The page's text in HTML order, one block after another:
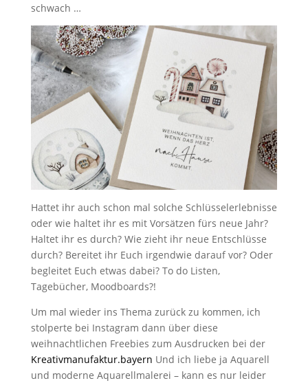
schwach …
Hattet ihr auch schon mal solche Schlüsselerlebnisse
oder wie haltet ihr es mit Vorsätzen fürs neue Jahr?
Haltet ihr es durch? Wie zieht ihr neue Entschlüsse
durch? Bereitet ihr Euch irgendwie darauf vor? Oder
begleitet Euch etwas dabei? To do Listen,
Tagebücher, Moodboards?!
Um mal wieder ins Thema zurück zu kommen, ich
stolperte bei Instagram dann über diese
weihnachtlichen Freebies zum Ausdrucken bei der
Kreativmanufaktur.bayern Und ich liebe ja Aquarell
und moderne Aquarellmalerei – kann es nur leider